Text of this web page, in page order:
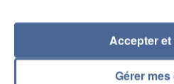
Gérer
Accepter